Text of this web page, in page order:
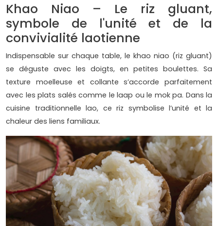
Khao Niao – Le riz gluant,
symbole de l'unité et de la
convivialité laotienne
Indispensable sur chaque table, le khao niao (riz gluant)
se déguste avec les doigts, en petites boulettes. Sa
texture moelleuse et collante s’accorde parfaitement
avec les plats salés comme le laap ou le mok pa. Dans la
cuisine traditionnelle lao, ce riz symbolise l’unité et la
chaleur des liens familiaux.